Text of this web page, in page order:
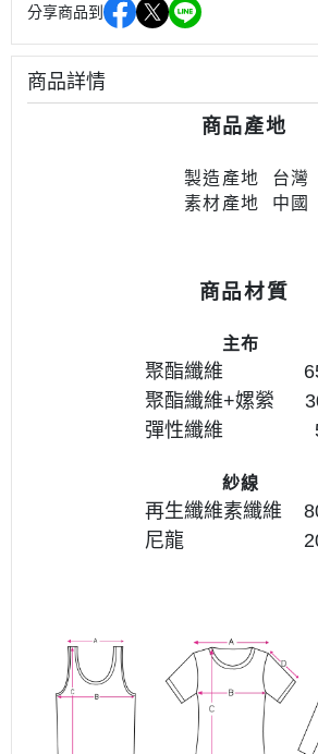
分享商品到
商品詳情
商品產地
製造產地 台灣
素材產地 中國
商品材質
主布
聚酯纖維
聚酯纖維+嫘縈
彈性纖維
紗線
再生纖維素纖維
尼龍